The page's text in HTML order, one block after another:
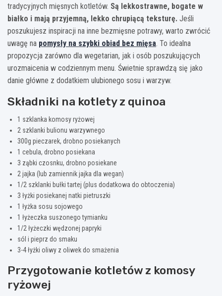
tradycyjnych mięsnych kotletów. Są lekkostrawne, bogate w
białko i mają przyjemną, lekko chrupiącą teksturę. Jeśli
poszukujesz inspiracji na inne bezmięsne potrawy, warto zwrócić
uwagę na pomysły na szybki obiad bez mięsa. To idealna
propozycja zarówno dla wegetarian, jak i osób poszukujących
urozmaicenia w codziennym menu. Świetnie sprawdzą się jako
danie główne z dodatkiem ulubionego sosu i warzyw.
Składniki na kotlety z quinoa
1 szklanka komosy ryżowej
2 szklanki bulionu warzywnego
300g pieczarek, drobno posiekanych
1 cebula, drobno posiekana
3 ząbki czosnku, drobno posiekane
2 jajka (lub zamiennik jajka dla wegan)
1/2 szklanki bułki tartej (plus dodatkowa do obtoczenia)
3 łyżki posiekanej natki pietruszki
1 łyżka sosu sojowego
1 łyżeczka suszonego tymianku
1/2 łyżeczki wędzonej papryki
sól i pieprz do smaku
3-4 łyżki oliwy z oliwek do smażenia
Przygotowanie kotletów z komosy
ryżowej